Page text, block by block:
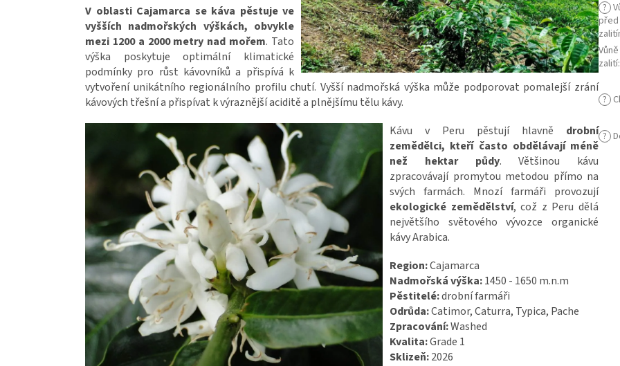
V oblasti Cajamarca se káva pěstuje ve
vyšších nadmořských výškách, obvykle
mezi 1200 a 2000 metry nad mořem. Tato
výška poskytuje optimální klimatické
podmínky pro růst kávovníků a přispívá k
vytvoření unikátního regionálního profilu chutí. Vyšší nadmořská výška může podporovat pomalejší zrání
kávových třešní a přispívat k výraznější aciditě a plnějšímu tělu kávy.
Kávu v Peru pěstují hlavně drobní
zemědělci, kteří často obdělávají méně
než hektar půdy. Většinou kávu
zpracovávají promytou metodou přímo na
svých farmách. Mnozí farmáři provozují
ekologické zemědělství, což z Peru dělá
největšího světového vývozce organické
kávy Arabica.
Region:Cajamarca
Nadmořská výška:1450 - 1650 m.n.m
Pěstitelé:drobní farmáři
Odrůda:Catimor, Caturra, Typica, Pache
Zpracování:Washed
Kvalita:Grade 1
Sklizeň:2026
?
před
zalití:
?
?